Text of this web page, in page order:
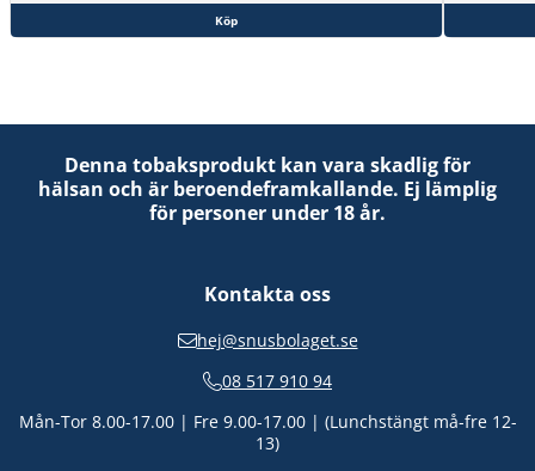
Köp
Denna tobaksprodukt kan vara skadlig för
hälsan och är beroendeframkallande. Ej lämplig
för personer under 18 år.
Kontakta oss
hej@snusbolaget.se
08 517 910 94
Mån-Tor 8.00-17.00 | Fre 9.00-17.00 | (Lunchstängt må-fre 12-
13)